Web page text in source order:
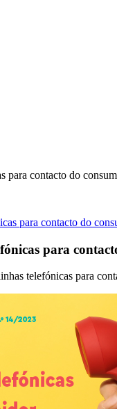
para contacto do
para
telefónicas para